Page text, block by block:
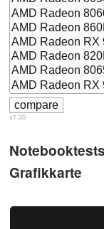
v1.35
Grafikkarte